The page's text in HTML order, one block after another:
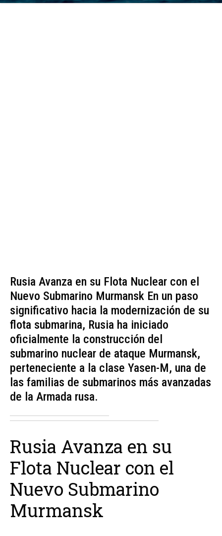
Rusia Avanza en su Flota Nuclear con el
Nuevo Submarino Murmansk En un paso
significativo hacia la modernización de su
flota submarina, Rusia ha iniciado
oficialmente la construcción del
submarino nuclear de ataque Murmansk,
perteneciente a la clase Yasen-M, una de
las familias de submarinos más avanzadas
de la Armada rusa.
Rusia Avanza en su
Flota Nuclear con el
Nuevo Submarino
Murmansk